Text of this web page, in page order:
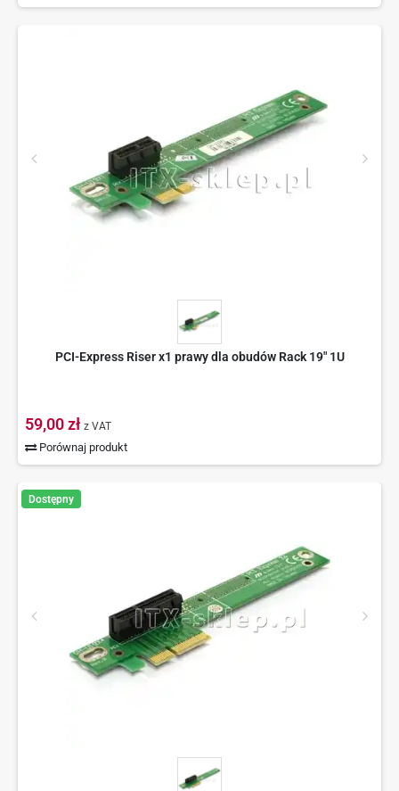
PCI-Express Riser x1 prawy dla obudów Rack 19" 1U
59,00 zł z VAT
Porównaj produkt
Dostępny